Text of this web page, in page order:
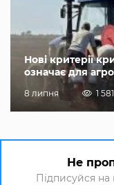
Нові критерії
означає для
8 липня 1 581
Не
Підписуйся на